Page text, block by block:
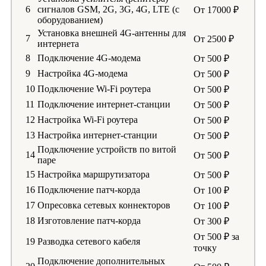
6
сигналов GSM, 2G, 3G, 4G, LTE (с
оборудованием)
От 17000 ₽
7
Установка внешней 4G-антенны для
интернета
От 2500 ₽
8
Подключение 4G-модема
От 500 ₽
9
Настройка 4G-модема
От 500 ₽
10 Подключение Wi-Fi роутера
От 500 ₽
11 Подключение интернет-станции
От 500 ₽
12 Настройка Wi-Fi роутера
От 500 ₽
13 Настройка интернет-станции
От 500 ₽
14
Подключение устройств по витой
паре
От 500 ₽
15 Настройка маршрутизатора
От 500 ₽
16 Подключение патч-корда
От 100 ₽
17 Опресовка сетевых коннекторов
От 100 ₽
18 Изготовление патч-корда
От 300 ₽
19 Разводка сетевого кабеля
От 500 ₽ за
точку
Подключение дополнительных